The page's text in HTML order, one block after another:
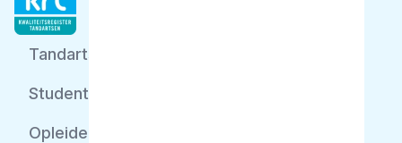
Tandarts
Student
Opleider